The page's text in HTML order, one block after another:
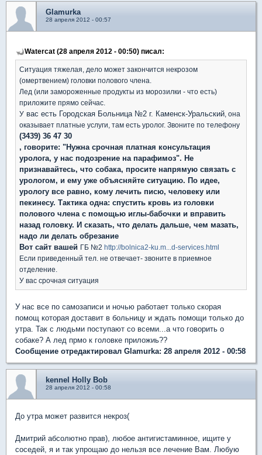
Glamurka
28 апреля 2012 - 00:57
Watercat (28 апреля 2012 - 00:50) писал:
Ситуация тяжелая, дело может закончится некрозом
(омертвением) головки полового члена.
Лед (или замороженные продукты из морозилки - что есть)
приложите прямо сейчас.
У вас есть Городская Больница №2 г. Каменск-Уральский , она
оказывает платные услуги, там есть уролог. Звоните по телефону
(3439) 36 47 30
, говорите: "Нужна срочная платная консультация
уролога, у нас подозрение на парафимоз". Не
признавайтесь, что собака, просите напрямую связать с
урологом, и ему уже объясняйте ситуацию. По идее,
урологу все равно, кому лечить писю, человеку или
пекинесу. Тактика одна: спустить кровь из головки
полового члена с помощью иглы-бабочки и вправить
назад головку. И сказать, что делать дальше, чем мазать,
надо ли делать обрезание
Вот сайт вашей ГБ №2 http://bolnica2-ku.m...d-services.html
Если приведенный тел. не отвечает- звоните в приемное
отделение.
У вас срочная ситуация
У нас все по самозаписи и ночью работает только скорая
помощ которая доставит в больницу и ждать помощи только до
утра. Так с людьми поступают со всеми...а что говорить о
собаке? А лед прмо к головке приложиь??
Сообщение отредактировал Glamurka: 28 апреля 2012 - 00:58
kennel Holly Bob
28 апреля 2012 - 00:58
До утра может развится некроз(
Дмитрий абсолютно прав), любое антигистаминное, ищите у
соседей, я и так упрощаю до нельзя все лечение Вам. Любую